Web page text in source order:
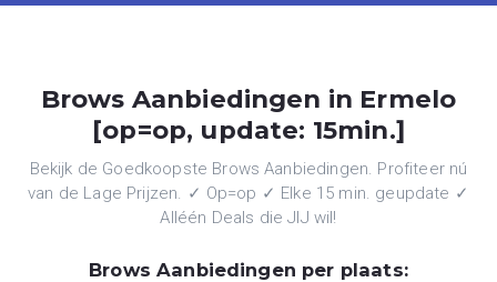
Brows Aanbiedingen in Ermelo
[op=op, update: 15min.]
Bekijk de Goedkoopste Brows Aanbiedingen. Profiteer nú
van de Lage Prijzen. ✓ Op=op ✓ Elke 15 min. geupdate ✓
Alléén Deals die JIJ wil!
Brows Aanbiedingen per plaats: